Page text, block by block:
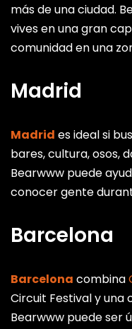
más de una ciudad.
vives en una gran
comunidad en una
Madrid
Madrid es ideal si
bares, cultura, osos,
Bearwww puede
conocer gente
Barcelona
Barcelona combina
Circuit Festival y una
Bearwww puede ser